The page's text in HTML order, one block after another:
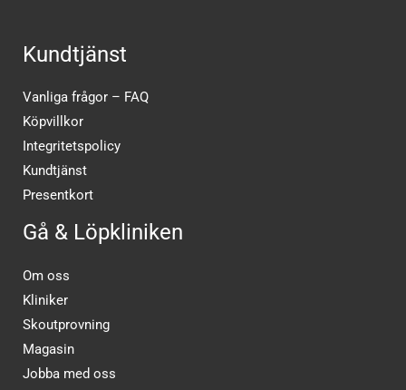
Kundtjänst
Vanliga frågor – FAQ
Köpvillkor
Integritetspolicy
Kundtjänst
Presentkort
Gå & Löpkliniken
Om oss
Kliniker
Skoutprovning
Magasin
Jobba med oss